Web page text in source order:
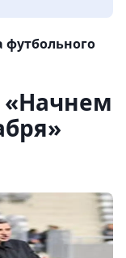
футбольного